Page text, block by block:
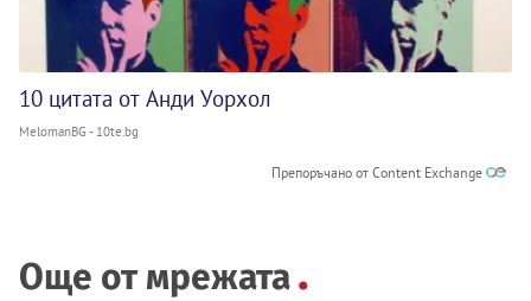
10 цитата от Анди Уорхол
MelomanBG - 10te.bg
Препоръчано от Content Exchange
Още от мрежата